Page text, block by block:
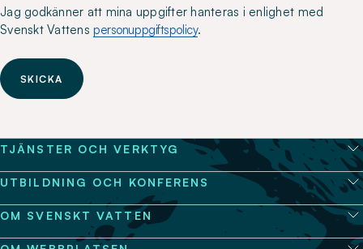
Jag godkänner att mina uppgifter hanteras i enlighet med
Svenskt Vattenspersonuppgiftspolicy.
SKICKA
TJÄNSTER OCH VERKTYG
UTBILDNING OCH KONFERENS
OM SVENSKT VATTEN